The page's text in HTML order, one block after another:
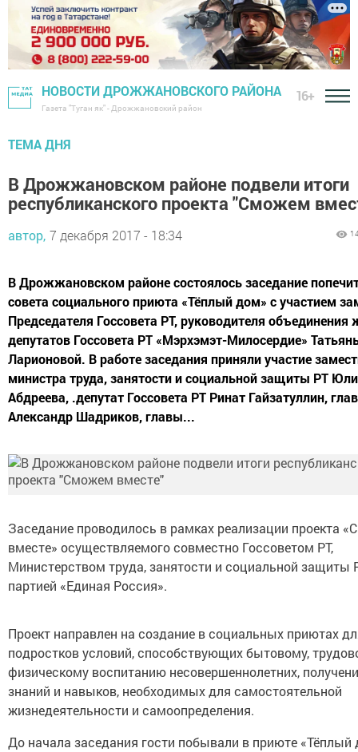
НОВОСТИ ДРОЖЖАНОВСКОГО РАЙОНА
Газета "Туган як" - Дрожжановский район
16+
ТЕМА ДНЯ
В Дрожжановском районе подвели итоги
республиканского проекта "Сможем
автор, 7 декабря 2017 - 18:34
В Дрожжановском районе состоялось заседание
совета социального приюта «Тёплый дом» с участием
Председателя Госсовета РТ, руководителя
депутатов Госсовета РТ «Мэрхэмэт-Милосердие»
Ларионовой. В работе заседания приняли участие
министра труда, занятости и социальной защиты РТ
Абдреева, .депутат Госсовета РТ Ринат Гайзатуллин,
Александр Шадриков, главы...
Заседание проводилось в рамках реализации проекта
вместе» осуществляемого совместно Госсоветом РТ,
Министерством труда, занятости и социальной защиты
партией «Единая Россия».
Проект направлен на создание в социальных приютах
подростков условий, способствующих бытовому,
физическому воспитанию несовершеннолетних,
знаний и навыков, необходимых для самостоятельной
жизнедеятельности и самоопределения.
До начала заседания гости побывали в приюте «Тёплый